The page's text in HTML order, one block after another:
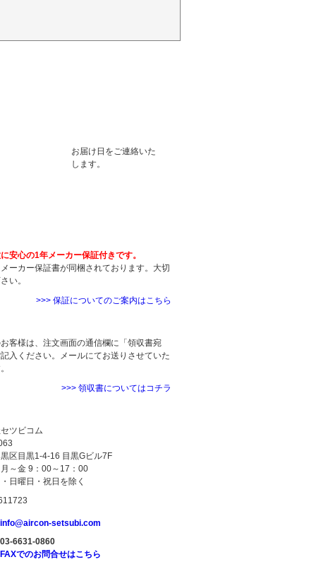
お届け日をご連絡いた
します。
安心の1年メーカー保証付きです。
ーカー保証書が同梱されております。大切
い。
>>> 保証についてのご案内はこちら
客様は、注文画面の通信欄に「領収書宛
入ください。メールにてお送りさせていた
>>> 領収書についてはコチラ
ツビコム
区目黒1-4-16 目黒Gビル7F
～金 9：00～17：00
日曜日・祝日を除く
info@aircon-setsubi.com
03-6631-0860
FAXでのお問合せはこちら